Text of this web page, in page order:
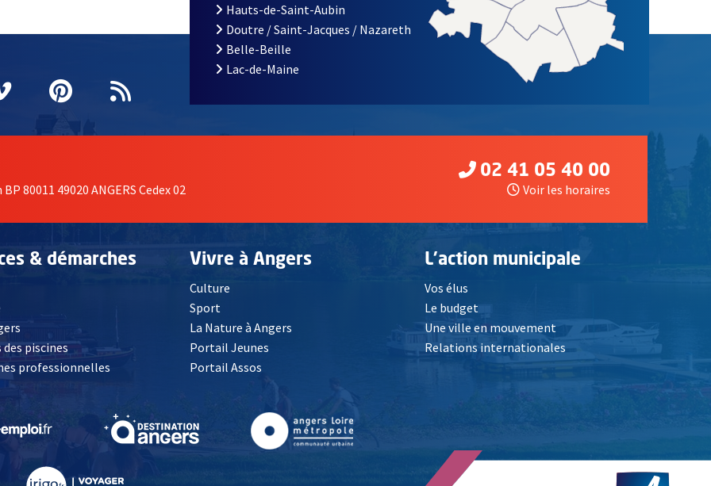
fenêtrefenêtre
une nouvelle fenêtre
Vimeo
, Ouvre une nouvelle fenêtre
Pinterest
, Ouvre une nouvelle fenêtre
Flux RSS
Hauts-de-Saint-Aubin
Doutre / Saint-Jacques / Nazareth
Belle-Beille
Lac-de-Maine
80011 49020 ANGERS Cedex 02
02 41 05 40 00
Voir les horaires
& démarches
, Ouvre une nouvelle fenêtre
piscines
professionnelles
Vivre à Angers
Culture
Sport
La Nature à Angers
Portail Jeunes
Portail Assos
L'action municipale
Vos élus
Le budget
Une ville en mouvement
Relations internationales
fenêtre , Ouvre une nouvelle fenêtre , Ouvre une nouvelle fenêtre, Ouvre une nouvelle fenêtre